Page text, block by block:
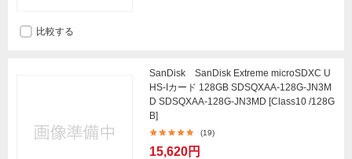
比較する
SanDisk SanDisk Extreme microSDXC U
HS-Iカード 128GB SDSQXAA-128G-JN3M
D SDSQXAA-128G-JN3MD [Class10 /128G
B]
(19)
15,620円